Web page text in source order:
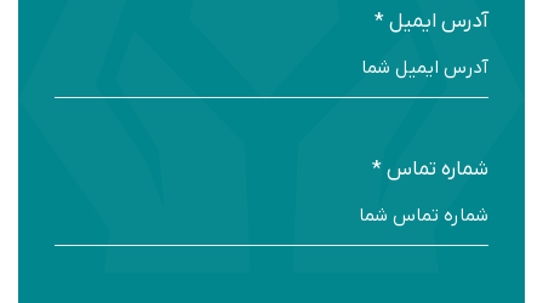
آدرس ایمیل *
شماره تماس *